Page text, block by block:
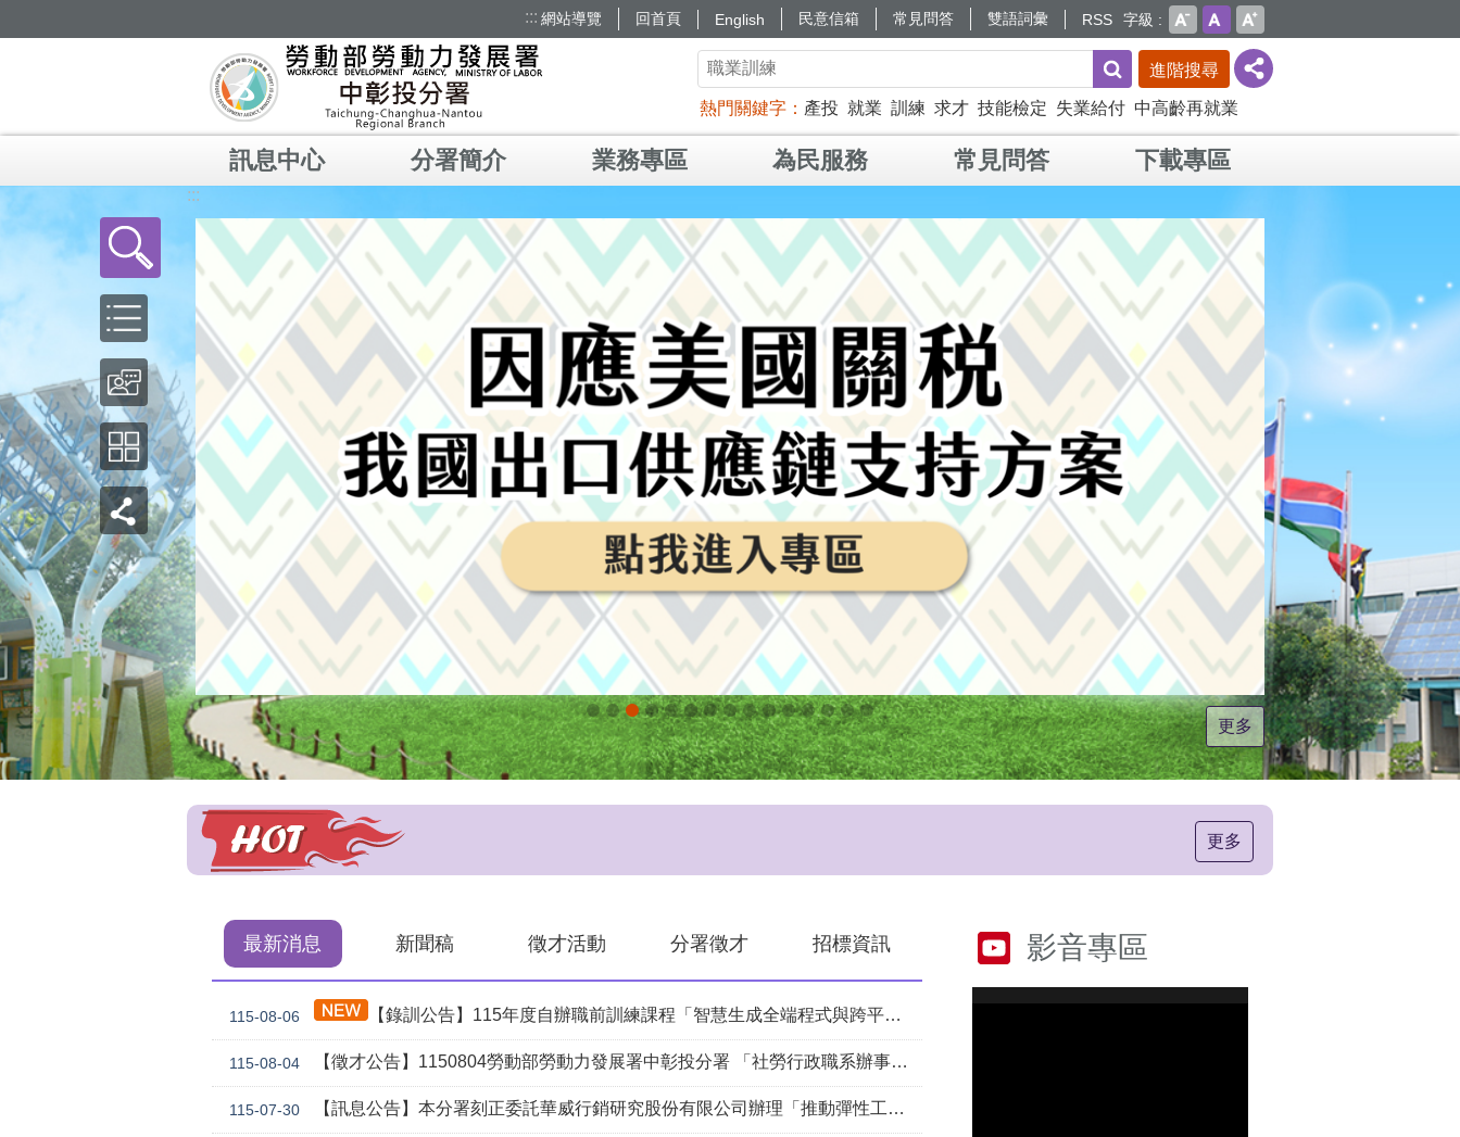
::: 網站導覽 回首頁 English 民意信箱 常見問答 雙語詞彙 RSS 字級
進階搜尋
熱門關鍵字 產投 就業 訓練 求才 技能檢定 失業給付 中高齡再就業
訊息中心 分署簡介 業務專區 為民服務 常見問答 下載專區
:::
更多
更多
最新消息 新聞稿 徵才活動 分署徵才 招標資訊
115-08-06 【錄訓公告】115年度自辦職前訓練課程「智慧生成全端程式與跨平台APP整合實務班第2期(臺中)」甄試錄取名單公告。
115-08-04 【徵才公告】1150804勞動部勞動力發展署中彰投分署 「社勞行政職系辦事員」職缺1名公開徵才
115-07-30 【訊息公告】本分署刻正委託華威行銷研究股份有限公司辦理「推動彈性工作對促進中高齡就業及職場適應之探討」問卷調查
影音專區